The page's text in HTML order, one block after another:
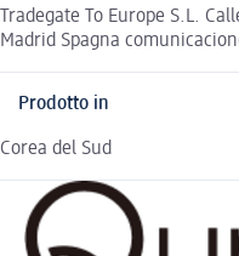
Tradegate To Europe S.L.
Madrid Spagna
Prodotto in
Corea del Sud